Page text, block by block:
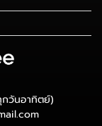
วันอาทิตย์)